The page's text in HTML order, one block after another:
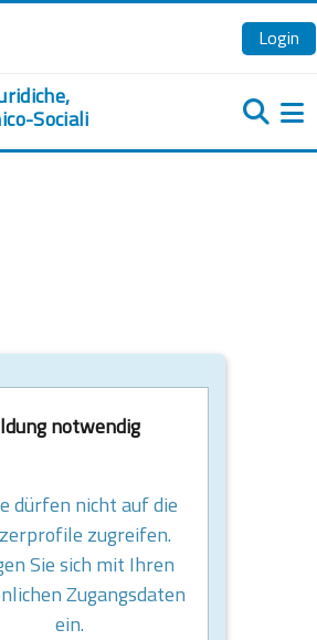
Login
Sociali
notwendig
dürfen nicht auf die
zugreifen.
Sie sich mit Ihren
Zugangsdaten
ein.